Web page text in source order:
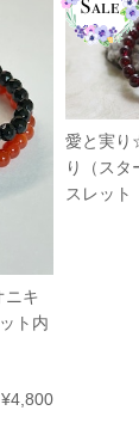
ニキ
ト内
¥4,800
愛と実り
り（スタ
スレッ